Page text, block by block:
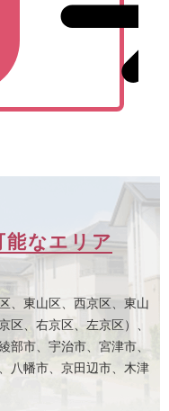
能なエリア
、東山区、西京区、東山
区、右京区、左京区）、
部市、宇治市、宮津市、
八幡市、京田辺市、木津